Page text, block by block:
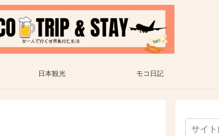
日本観光 モコ日記